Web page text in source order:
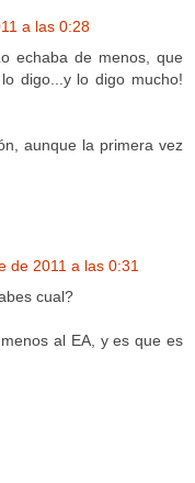
a las 0:28
echaba de menos, que
digo...y lo digo mucho!
aunque la primera vez
de 2011 a las 0:31
cual?
al EA, y es que es